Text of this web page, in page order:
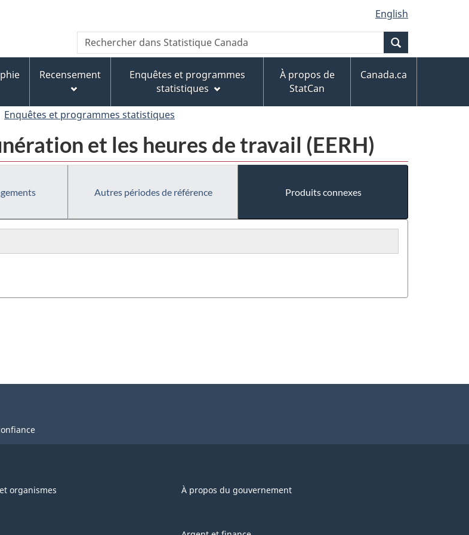
au
contenu
principal
« À
propos
de
ce
version
HTML
simplifiée
English
Recherche
Rechercher
dans
Canada
Recensement
Enquêtes et programmes
statistiques
À propos de
StatCan
Canada.ca
Enquêtes et programmes statistiques
et les heures de travail (EERH)
Autres périodes de référence Produits connexes
organismes À propos du gouvernement